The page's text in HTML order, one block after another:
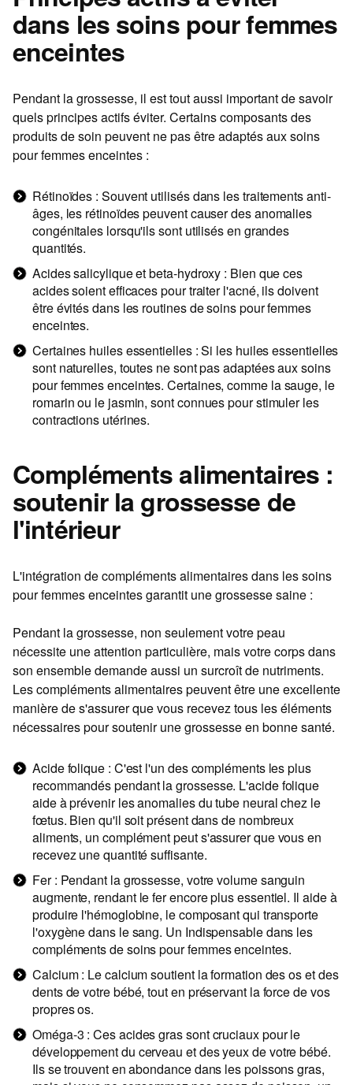
dans les soins pour femmes
enceintes
Pendant la grossesse, il est tout aussi important de savoir
quels principes actifs éviter. Certains composants des
produits de soin peuvent ne pas être adaptés auxsoins
pour femmes enceintes :
Rétinoïdes : Souvent utilisés dans les traitements anti-
âges, les rétinoïdes peuvent causer des anomalies
congénitales lorsqu'ils sont utilisés en grandes
quantités.
Acides salicylique et beta-hydroxy : Bien que ces
acides soient efficaces pour traiter l'acné, ils doivent
être évités dans les routines desoins pour femmes
enceintes.
Certaines huiles essentielles : Si les huiles essentielles
sont naturelles, toutes ne sont pas adaptées auxsoins
pour femmes enceintes. Certaines, comme la sauge, le
romarin ou le jasmin, sont connues pour stimuler les
contractions utérines.
Compléments alimentaires :
soutenir la grossesse de
l'intérieur
L'intégration de compléments alimentaires dans lessoins
pour femmes enceintesgarantit une grossesse saine :
Pendant la grossesse, non seulement votre peau
nécessite une attention particulière, mais votre corps dans
son ensemble demande aussi un surcroît de nutriments.
Les compléments alimentaires peuvent être une excellente
manière de s'assurer que vous recevez tous les éléments
nécessaires pour soutenir une grossesse en bonne santé.
Acide folique : C'est l'un des compléments les plus
recommandés pendant la grossesse. L'acide folique
aide à prévenir les anomalies du tube neural chez le
fœtus. Bien qu'il soit présent dans de nombreux
aliments, un complément peut s'assurer que vous en
recevez une quantité suffisante.
Fer : Pendant la grossesse, votre volume sanguin
augmente, rendant le fer encore plus essentiel. Il aide à
produire l'hémoglobine, le composant qui transporte
l'oxygène dans le sang. Un Indispensable dans les
compléments desoins pour femmes enceintes.
Calcium : Le calcium soutient la formation des os et des
dents de votre bébé, tout en préservant la force de vos
propres os.
Oméga-3 : Ces acides gras sont cruciaux pour le
développement du cerveau et des yeux de votre bébé.
Ils se trouvent en abondance dans les poissons gras,